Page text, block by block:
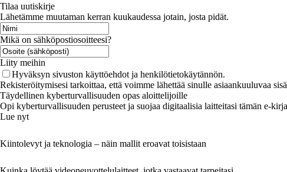
Tilaa uutiskirje
Lähetämme muutaman kerran kuukaudessa jotain, josta pidät.
Mikä on sähköpostiosoitteesi?
Liity meihin
Hyväksyn sivuston käyttöehdot ja henkilötietokäytännön.
Rekisteröitymisesi tarkoittaa, että voimme lähettää sinulle asiaankuuluvaa
Täydellinen kyberturvallisuuden opas aloittelijoille
Opi kyberturvallisuuden perusteet ja suojaa digitaalisia laitteitasi tämän e-
Lue nyt
Kiintolevyt ja teknologia – näin mallit eroavat toisistaan